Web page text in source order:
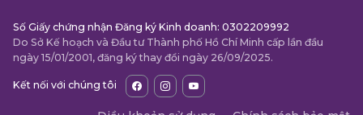
Số Giấy chứng nhận Đăng ký Kinh doanh: 0302209992
Do Sở Kế hoạch và Đầu tư Thành phố Hồ Chí Minh cấp lần đầu
ngày 15/01/2001, đăng ký thay đổi ngày 26/09/2025.
Kết nối với chúng tôi